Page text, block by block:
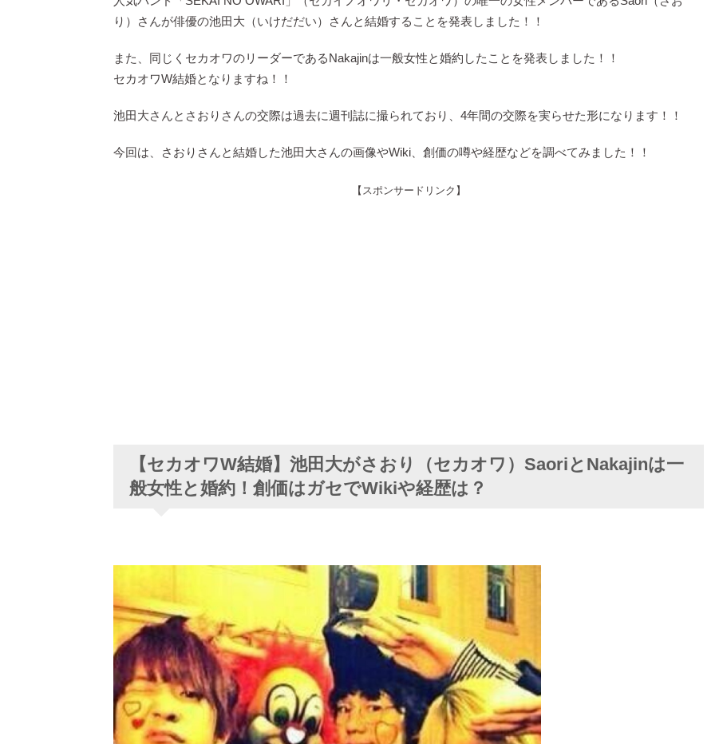
り）さんが俳優の池田大（いけだだい）さんと結婚することを発表しました！！
また、同じくセカオワのリーダーであるNakajinは一般女性と婚約したことを発表しました！！
セカオワW結婚となりますね！！
池田大さんとさおりさんの交際は過去に週刊誌に撮られており、4年間の交際を実らせた形になります！！
今回は、さおりさんと結婚した池田大さんの画像やWiki、創価の噂や経歴などを調べてみました！！
【スポンサードリンク】
【セカオワW結婚】池田大がさおり（セカオワ）SaoriとNakajinは一
般女性と婚約！創価はガセでWikiや経歴は？